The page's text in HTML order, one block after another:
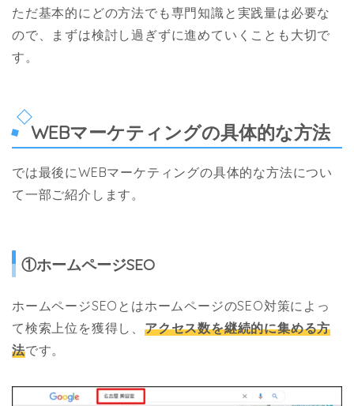
ただ基本的にどの方法でも専門知識と実践量は必要な
ので、まずは検討し過ぎずに進めていくことも大切で
す。
WEBマーケティングの具体的な方法
では最後にWEBマーケティングの具体的な方法につい
て一部ご紹介します。
①ホームページSEO
ホームページSEOとはホームページのSEO対策によっ
て検索上位を獲得し、 アクセス数を継続的に集める方
法です。